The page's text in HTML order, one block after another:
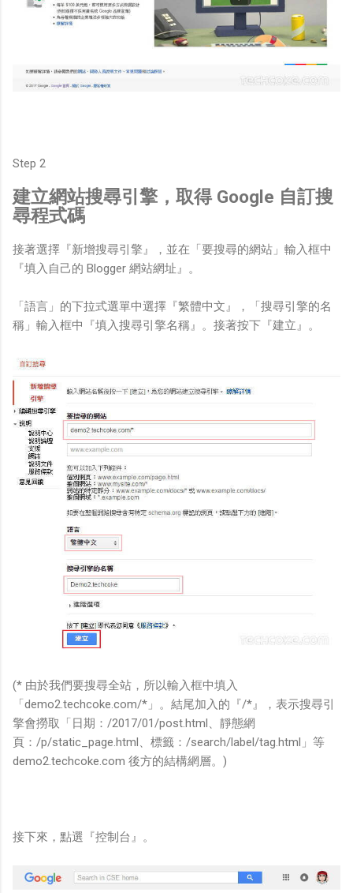
Step 2
建立網站搜尋引擎，取得 Google 自訂搜
尋程式碼
接著選擇『新增搜尋引擎』，並在「要搜尋的網站」輸入框中
『填入自己的 Blogger 網站網址』。
「語言」的下拉式選單中選擇『繁體中文』，「搜尋引擎的名
稱」輸入框中『填入搜尋引擎名稱』。接著按下『建立』。
(* 由於我們要搜尋全站，所以輸入框中填入
「demo2.techcoke.com/*」。結尾加入的『/*』，表示搜尋引
擎會撈取「日期：/2017/01/post.html、靜態網
頁：/p/static_page.html、標籤：/search/label/tag.html」等
demo2.techcoke.com 後方的結構網層。)
接下來，點選『控制台』。